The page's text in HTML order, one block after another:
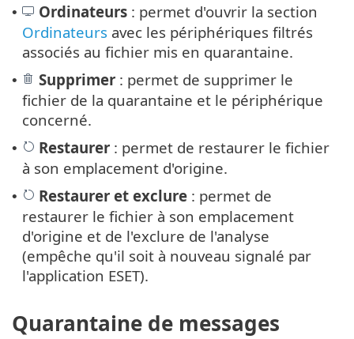
• Ordinateurs : permet d'ouvrir la section
Ordinateurs avec les périphériques filtrés
associés au fichier mis en quarantaine.
• Supprimer : permet de supprimer le
fichier de la quarantaine et le périphérique
concerné.
• Restaurer : permet de restaurer le fichier
à son emplacement d'origine.
• Restaurer et exclure : permet de
restaurer le fichier à son emplacement
d'origine et de l'exclure de l'analyse
(empêche qu'il soit à nouveau signalé par
l'application ESET).
Quarantaine de messages